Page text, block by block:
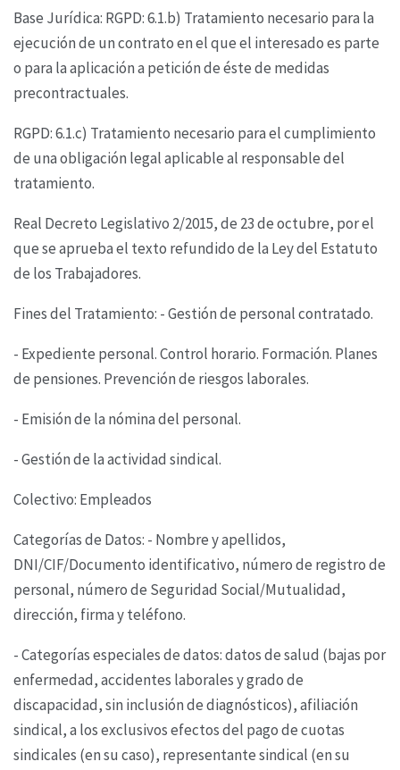
Base Jurídica: RGPD: 6.1.b) Tratamiento necesario para la
ejecución de un contrato en el que el interesado es parte
o para la aplicación a petición de éste de medidas
precontractuales.
RGPD: 6.1.c) Tratamiento necesario para el cumplimiento
de una obligación legal aplicable al responsable del
tratamiento.
Real Decreto Legislativo 2/2015, de 23 de octubre, por el
que se aprueba el texto refundido de la Ley del Estatuto
de los Trabajadores.
Fines del Tratamiento: - Gestión de personal contratado.
- Expediente personal. Control horario. Formación. Planes
de pensiones. Prevención de riesgos laborales.
- Emisión de la nómina del personal.
- Gestión de la actividad sindical.
Colectivo: Empleados
Categorías de Datos: - Nombre y apellidos,
DNI/CIF/Documento identificativo, número de registrode
personal, número de Seguridad Social/Mutualidad,
dirección, firma y teléfono.
- Categorías especiales de datos: datos de salud (bajas por
enfermedad, accidentes laborales ygrado de
discapacidad, sin inclusión de diagnósticos), afiliación
sindical, a los exclusivos efectosdel pago de cuotas
sindicales (en su caso), representante sindical (en su